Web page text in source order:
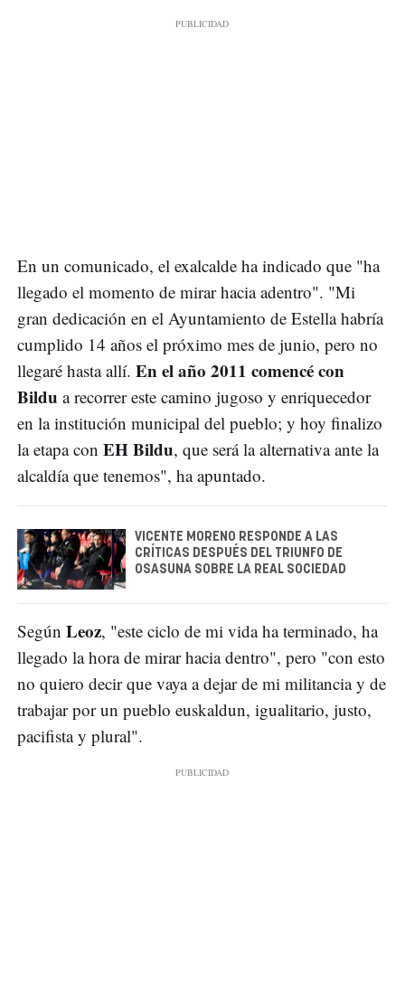
En un comunicado, el exalcalde ha indicado que "ha
llegado el momento de mirar hacia adentro". "Mi
gran dedicación en el Ayuntamiento de Estella habría
cumplido 14 años el próximo mes de junio, pero no
llegaré hasta allí. En el año 2011 comencé con
Bildu a recorrer este camino jugoso y enriquecedor
en la institución municipal del pueblo; y hoy finalizo
la etapa con EH Bildu, que será la alternativa ante la
alcaldía que tenemos", ha apuntado.
VICENTE MORENO RESPONDE A LAS
CRÍTICAS DESPUÉS DEL TRIUNFO DE
OSASUNA SOBRE LA REAL SOCIEDAD
Según Leoz, "este ciclo de mi vida ha terminado, ha
llegado la hora de mirar hacia dentro", pero "con esto
no quiero decir que vaya a dejar de mi militancia y de
trabajar por un pueblo euskaldun, igualitario, justo,
pacifista y plural".